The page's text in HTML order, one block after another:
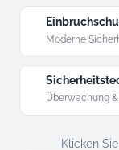
Moderne
Überwachung
Klicken